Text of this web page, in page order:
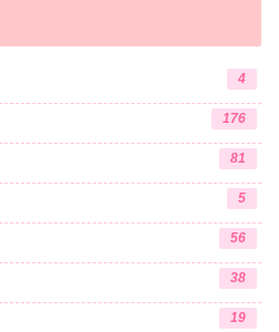
4
176
81
5
56
38
19